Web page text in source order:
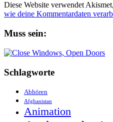
Diese Website verwendet
wie deine Kommentardaten
Muss sein:
Schlagworte
Abhören
Afghanistan
Animation